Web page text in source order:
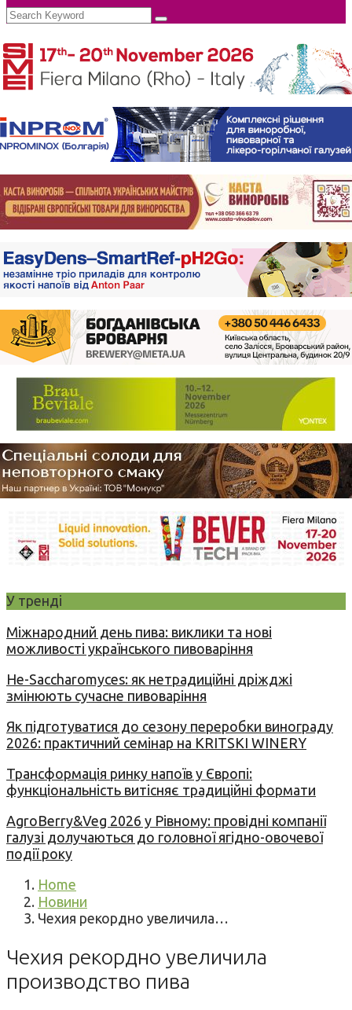
У тренді
Міжнародний день пива: виклики та нові
можливості українського пивоваріння
Не-Saccharomyces: як нетрадиційні дріжджі
змінюють сучасне пивоваріння
Як підготуватися до сезону переробки винограду
2026: практичний семінар на KRITSKI WINERY
Трансформація ринку напоїв у Європі:
функціональність витісняє традиційні формати
AgroBerry&Veg 2026 у Рівному: провідні компанії
галузі долучаються до головної ягідно-овочевої
події року
Home
Новини
Чехия рекордно увеличила…
Чехия рекордно увеличила
производство пива